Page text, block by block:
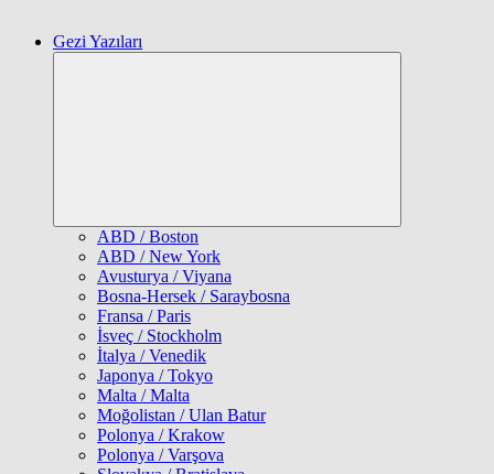
Gezi Yazıları
ABD / Boston
ABD / New York
Avusturya / Viyana
Bosna-Hersek / Saraybosna
Fransa / Paris
İsveç / Stockholm
İtalya / Venedik
Japonya / Tokyo
Malta / Malta
Moğolistan / Ulan Batur
Polonya / Krakow
Polonya / Varşova